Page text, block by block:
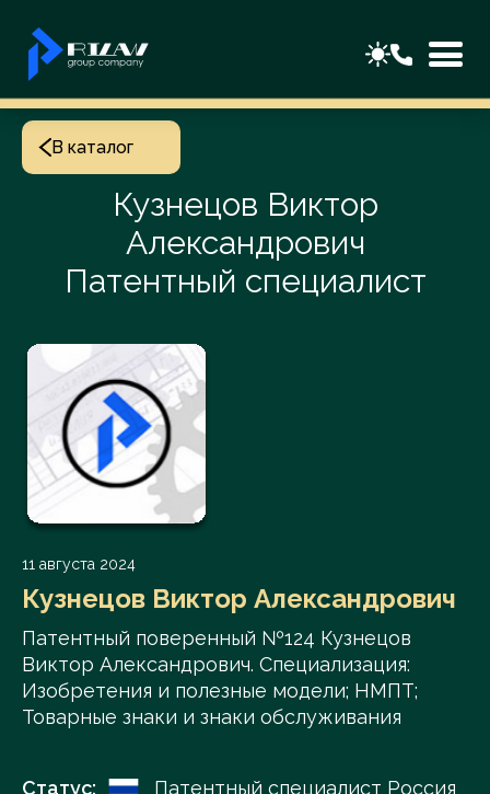
В каталог
Кузнецов Виктор
Александрович
Патентный специалист
11 августа 2024
Кузнецов Виктор Александрович
Патентный поверенный №124 Кузнецов
Виктор Александрович. Специализация:
Изобретения и полезные модели; НМПТ;
Товарные знаки и знаки обслуживания
Статус:
Патентный специалист Россия